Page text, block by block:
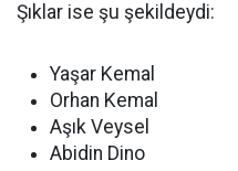
Şıklar ise şu şekildeydi:
Yaşar Kemal
Orhan Kemal
Aşık Veysel
Abidin Dino